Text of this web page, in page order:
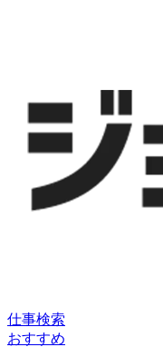
仕事検索
おすすめ